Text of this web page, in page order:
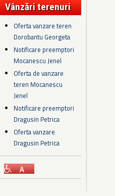
Vânzări terenuri
Oferta vanzare teren
Dorobantu Georgeta
Notificare preemptori
Mocanescu Jenel
Oferta de vanzare
teren Mocanescu
Jenel
Notificare preemptori
Dragusin Petrica
Oferta vanzare
Dragusin Petrica